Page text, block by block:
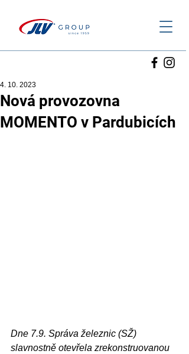
Nová provozovna
MOMENTO v Pardubicích
4. 10. 2023
Dne 7.9. Správa železnic (SŽ)
slavnostně otevřela zrekonstruovanou